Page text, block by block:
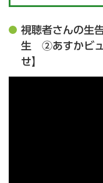
視聴者さんの生
生 ②あすかビュ
せ】